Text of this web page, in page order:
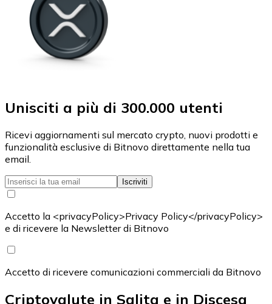
Unisciti a più di 300.000 utenti
Ricevi aggiornamenti sul mercato crypto, nuovi prodotti e
funzionalità esclusive di Bitnovo direttamente nella tua
email.
Iscriviti
Accetto la <privacyPolicy>Privacy Policy</privacyPolicy>
e di ricevere la Newsletter di Bitnovo
Accetto di ricevere comunicazioni commerciali da Bitnovo
Criptovalute in Salita e in Discesa